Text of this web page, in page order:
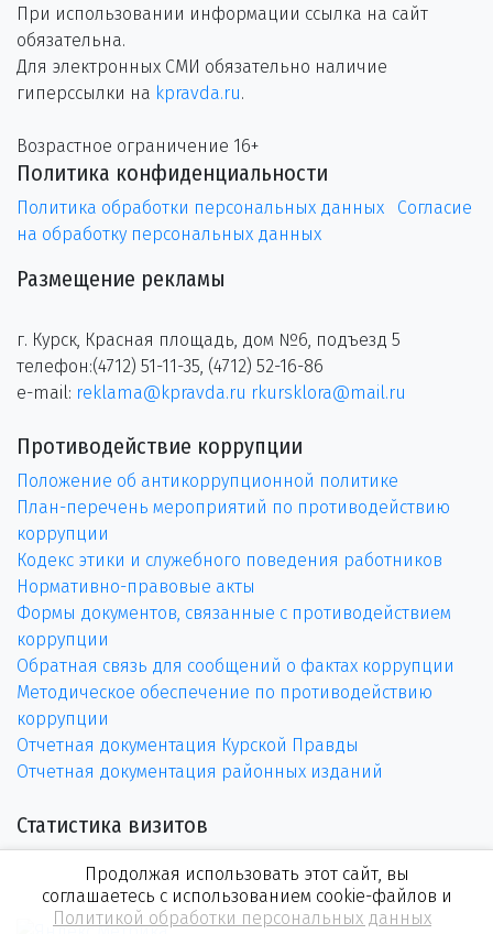
При использовании информации ссылка на сайт
обязательна.
Для электронных СМИ обязательно наличие
гиперссылки на kpravda.ru.
Возрастное ограничение 16+
Политика конфиденциальности
Политика обработки персональных данных
Согласие
на обработку персональных данных
Размещение рекламы
г. Курск, Красная площадь, дом №6, подъезд 5
телефон:(4712) 51-11-35, (4712) 52-16-86
e-mail: reklama@kpravda.ru rkursklora@mail.ru
Противодействие коррупции
Положение об антикоррупционной политике
План-перечень мероприятий по противодействию
коррупции
Кодекс этики и служебного поведения работников
Нормативно-правовые акты
Формы документов, связанные с противодействием
коррупции
Обратная связь для сообщений о фактах коррупции
Методическое обеспечение по противодействию
коррупции
Отчетная документация Курской Правды
Отчетная документация районных изданий
Статистика визитов
Продолжая использовать этот сайт, вы
соглашаетесь с использованием cookie-файлов и
Политикой обработки персональных данных